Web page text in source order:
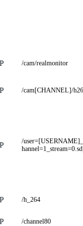
/cam/realmonitor
/cam[CHANNEL]/
/
/h_264
/channel80